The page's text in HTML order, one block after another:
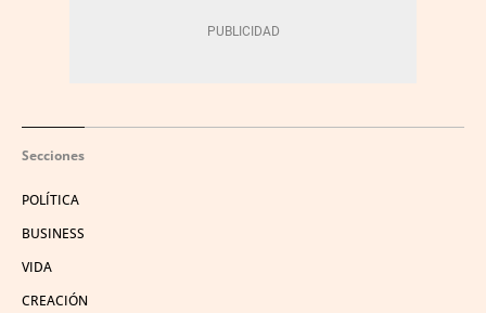
Secciones
POLÍTICA
BUSINESS
VIDA
CREACIÓN